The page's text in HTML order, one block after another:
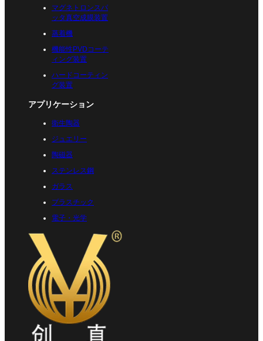
マグネトロンスパ
ッタ真空成膜装置
蒸着機
機能性PVDコーテ
ィング装置
ハードコーティン
グ装置
アプリケーション
衛生陶器
ジュエリー
陶磁器
ステンレス鋼
ガラス
プラスチック
電子・光学